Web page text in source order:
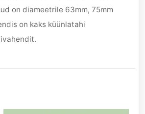
on diameetrile 63mm, 75mm
on kaks küünlatahi